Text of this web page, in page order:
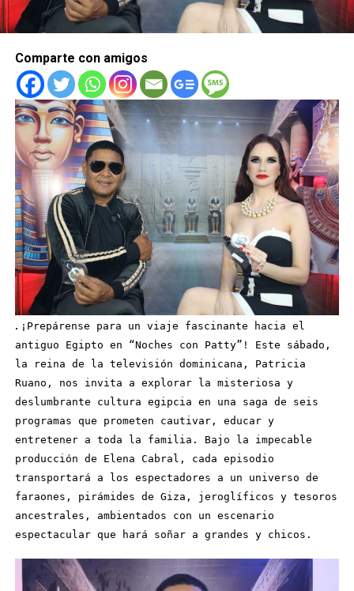
Comparte con amigos
. ¡Prepárense para un viaje fascinante hacia el
antiguo Egipto en “Noches con Patty”! Este sábado,
la reina de la televisión dominicana, Patricia
Ruano, nos invita a explorar la misteriosa y
deslumbrante cultura egipcia en una saga de seis
programas que prometen cautivar, educar y
entretener a toda la familia. Bajo la impecable
producción de Elena Cabral, cada episodio
transportará a los espectadores a un universo de
faraones, pirámides de Giza, jeroglíficos y tesoros
ancestrales, ambientados con un escenario
espectacular que hará soñar a grandes y chicos.